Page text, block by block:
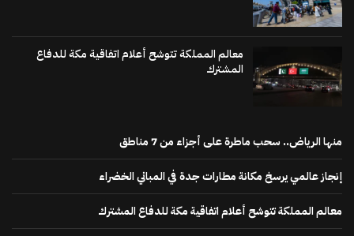
معالم المملكة تتوشح أعلام اتفاقية مكة للدفاع
المشترك
منها الرياض.. سحب ماطرة على أجزاء من 7 مناطق
إنجاز عالمي يرسخ مكانة مطارات جدة في المباني الخضراء
معالم المملكة تتوشح أعلام اتفاقية مكة للدفاع المشترك